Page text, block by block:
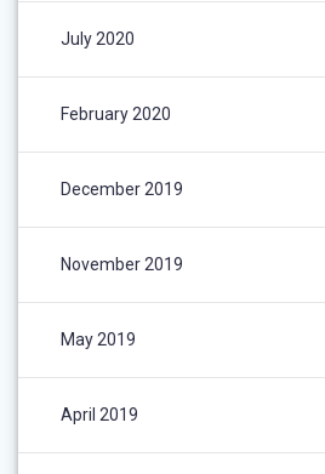
July 2020
February 2020
December 2019
November 2019
May 2019
April 2019